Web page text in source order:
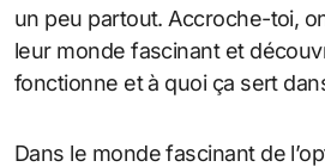
un peu partout. Accroche-toi,
leur monde fascinant et
fonctionne et à quoi ça sert
Dans le monde fascinant de